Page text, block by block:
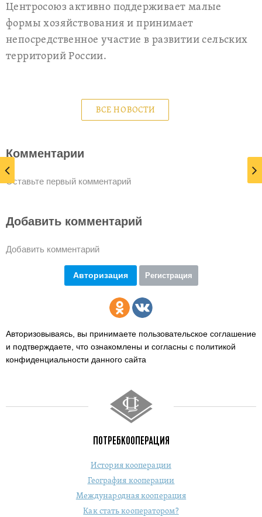
Центросоюз активно поддерживает малые
формы хозяйствования и принимает
непосредственное участие в развитии сельских
территорий России.
ВСЕ НОВОСТИ
Комментарии
Оставьте первый комментарий
Добавить комментарий
Добавить комментарий
Авторизация Регистрация
Авторизовываясь, вы принимаете пользовательское соглашение
и подтверждаете, что ознакомлены и согласны с политикой
конфиденциальности данного сайта
ПОТРЕБКООПЕРАЦИЯ
История кооперации
География кооперации
Международная кооперация
Как стать кооператором?